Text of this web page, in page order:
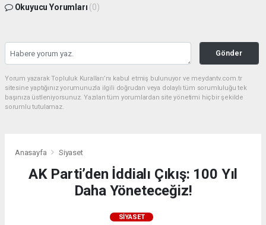
Okuyucu Yorumları (0)
Gönder
Yorum yazarak Topluluk Kuralları’nı kabul etmiş bulunuyor ve meydantv.com.tr
sitesine yaptığınız yorumunuzla ilgili doğrudan veya dolaylı tüm sorumluluğu tek
başınıza üstleniyorsunuz. Yazılan tüm yorumlardan site yönetimi hiçbir şekilde
sorumlu tutulamaz.
Anasayfa Siyaset
AK Parti’den İddialı Çıkış: 100 Yıl
Daha Yöneteceğiz!
SIYASET